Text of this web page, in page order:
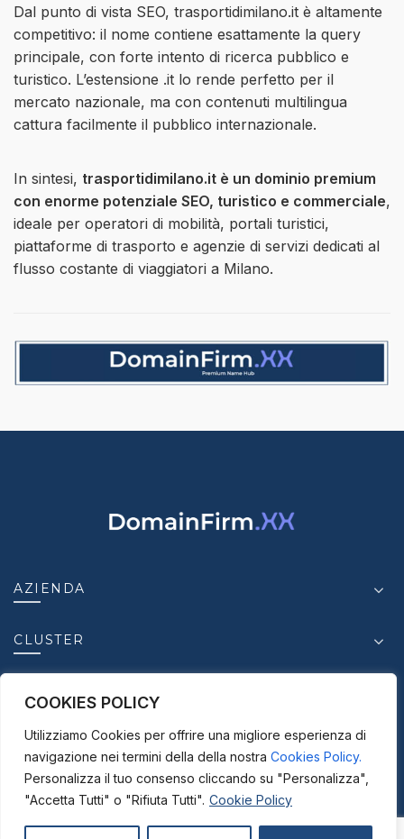
COOKIES POLICY
Utilizziamo Cookies per offrire una migliore esperienza di
navigazione nei termini della della nostra Cookies Policy.
Personalizza il tuo consenso cliccando su "Personalizza",
"Accetta Tutti" o "Rifiuta Tutti". Cookie Policy
Dal punto di vista SEO, trasportidimilano.it è altamente
competitivo: il nome contiene esattamente la query
principale, con forte intento di ricerca pubblico e
turistico. L’estensione .it lo rende perfetto per il
mercato nazionale, ma con contenuti multilingua
cattura facilmente il pubblico internazionale.
In sintesi, trasportidimilano.it è un dominio premium
con enorme potenziale SEO, turistico e commerciale,
ideale per operatori di mobilità, portali turistici,
piattaforme di trasporto e agenzie di servizi dedicati al
flusso costante di viaggiatori a Milano.
AZIENDA
CLUSTER
CONTATTI
© 2025-2026ICC S.r.l. - P. IVA.03950630875 |